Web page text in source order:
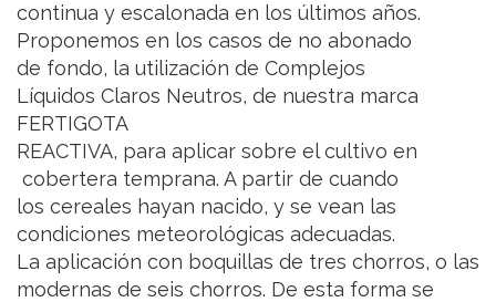
continua y escalonada en los últimos años.
Proponemos en los casos de no abonado
de fondo, la utilización de Complejos
Líquidos Claros Neutros, de nuestra marca
FERTIGOTA
REACTIVA, para aplicar sobre el cultivo en
cobertera temprana. A partir de cuando
los cereales hayan nacido, y se vean las
condiciones meteorológicas adecuadas.
La aplicación con boquillas de tres chorros, o las
modernas de seis chorros. De esta forma se